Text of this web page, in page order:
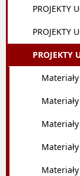
PROJEKTY
PROJEKTY
PROJEKTY